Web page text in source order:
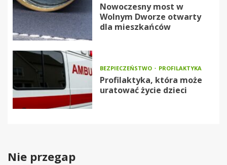
Nowoczesny most w
Wolnym Dworze otwarty
dla mieszkańców
BEZPIECZEŃSTWO PROFILAKTYKA
Profilaktyka, która może
uratować życie dzieci
Nie przegap